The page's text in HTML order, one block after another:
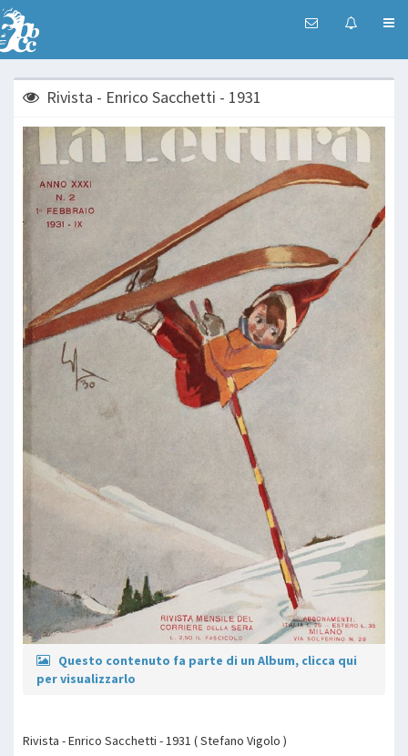
Rivista - Enrico Sacchetti - 1931
Questo contenuto fa parte di un Album, clicca qui
per visualizzarlo
Rivista - Enrico Sacchetti - 1931 ( Stefano Vigolo )